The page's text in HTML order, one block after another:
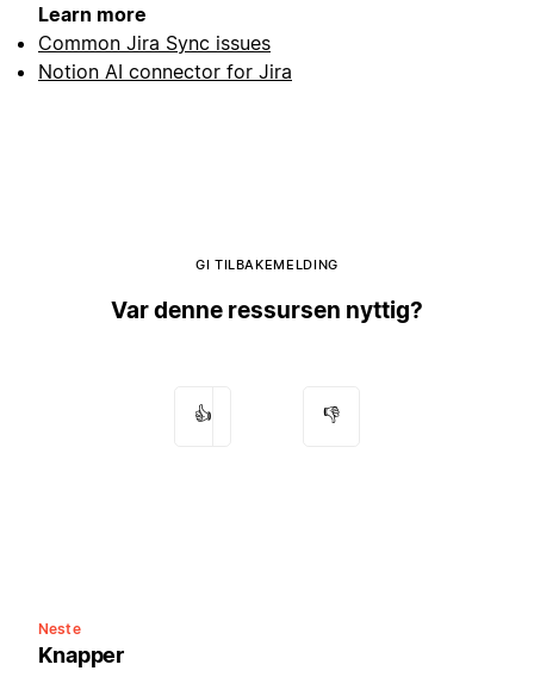
Learn more
Common Jira Sync issues
Notion AI connector for Jira
GI TILBAKEMELDING
Var denne ressursen nyttig?
👍 👎
Neste
Knapper